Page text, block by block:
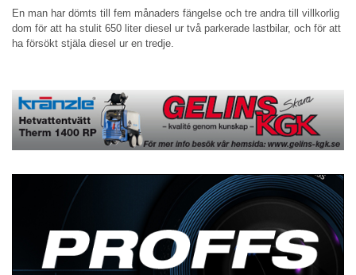
En man har dömts till fem månaders fängelse och tre andra till villkorlig
dom för att ha stulit 650 liter diesel ur två parkerade lastbilar, och för att
ha försökt stjäla diesel ur en tredje.